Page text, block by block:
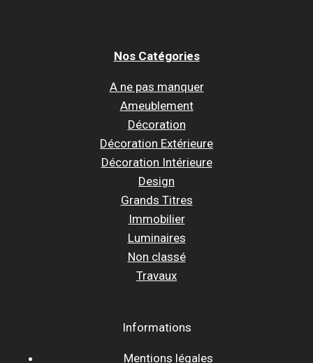
Nos Catégories
A ne pas manquer
Ameublement
Décoration
Décoration Extérieure
Décoration Intérieure
Design
Grands Titres
Immobilier
Luminaires
Non classé
Travaux
Informations
Mentions légales